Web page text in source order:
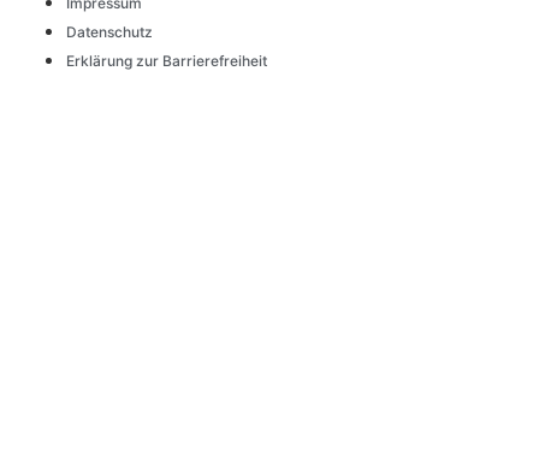
Datenschutz
Erklärung zur Barrierefreiheit